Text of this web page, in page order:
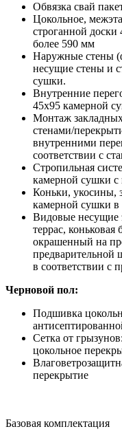
Обвязка свай
Цокольное,
строганной
более 590 мм
Наружные стены
несущие стены и
сушки.
Внутренние
45х95 камерной
Монтаж
стенами/
внутренними
соответствии с
Стропильная
камерной сушки с
Коньки, укосины,
камерной сушки в
Видовые несущие
террас,
окрашенный на
предварительной
в соответствии с
Черновой пол:
Подшивка
Сетка от
цокольное
перекрытие
Базовая комплектация